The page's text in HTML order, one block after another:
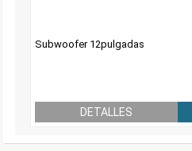
Subwoofer 12pulgadas
DETALLES